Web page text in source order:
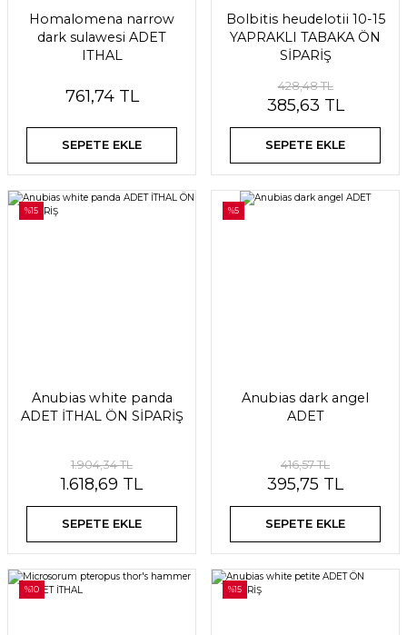
Homalomena narrow
dark sulawesi ADET
ITHAL
761,74 TL
SEPETE EKLE
Bolbitis heudelotii 10-15
YAPRAKLI TABAKA ÖN
SİPARİŞ
428,48 TL
385,63 TL
SEPETE EKLE
%15
Anubias white panda
ADET İTHAL ÖN SİPARİŞ
1.904,34 TL
1.618,69 TL
SEPETE EKLE
%5
Anubias dark angel
ADET
416,57 TL
395,75 TL
SEPETE EKLE
%10 %15